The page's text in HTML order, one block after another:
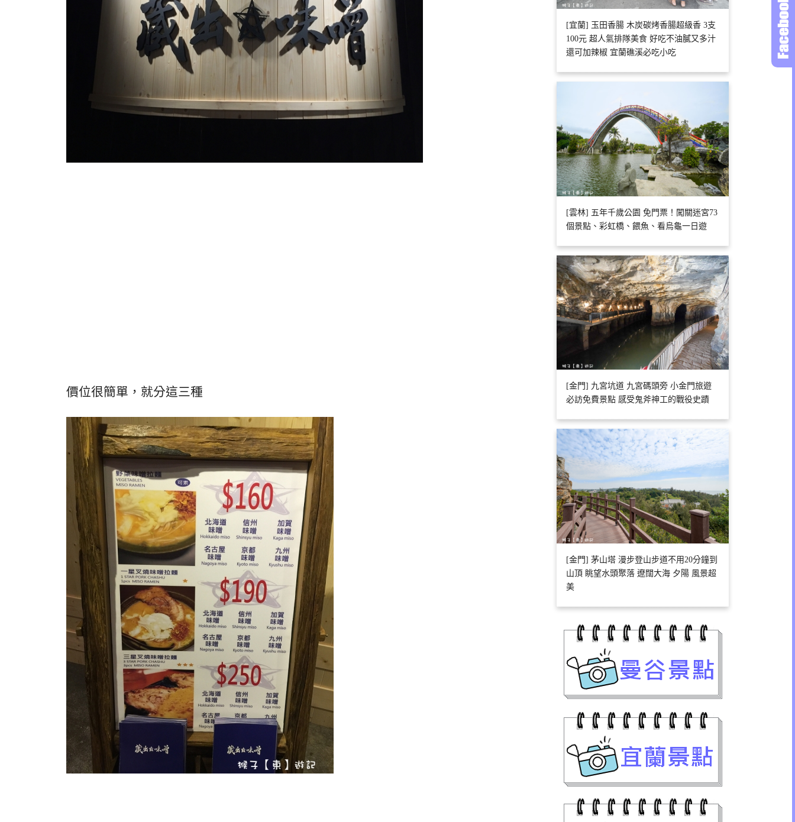
價位很簡單，就分這三種
[宜蘭] 玉田香腸 木炭碳烤香腸超級香 3支
100元 超人氣排隊美食 好吃不油膩又多汁
還可加辣椒 宜蘭礁溪必吃小吃
[雲林] 五年千歲公園 免門票！闖關迷宮73
個景點、彩虹橋、餵魚、看烏龜一日遊
[金門] 九宮坑道 九宮碼頭旁 小金門旅遊
必訪免費景點 感受鬼斧神工的戰役史蹟
[金門] 茅山塔 漫步登山步道不用20分鐘到
山頂 眺望水頭聚落 遼闊大海 夕陽 風景超
美